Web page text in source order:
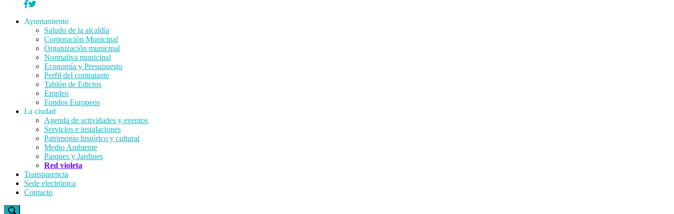
Ayuntamiento
Saludo de la alcaldía
Corporación Municipal
Organización municipal
Normativa municipal
Economía y Presupuesto
Perfil del contratante
Tablón de Edictos
Empleo
Fondos Europeos
La ciudad
Agenda de actividades y eventos
Servicios e instalaciones
Patrimonio histórico y cultural
Medio Ambiente
Parques y Jardines
Red violeta
Transparencia
Sede electrónica
Contacto
Open